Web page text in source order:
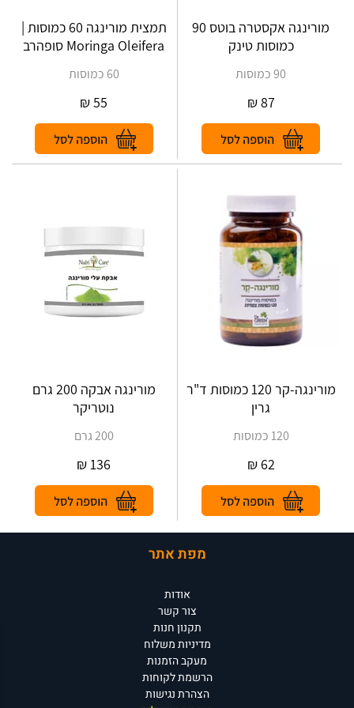
מורינגה אקסטרה בוטס 90
כמוסות טינק
90 כמוסות
87
₪
תמצית מורינגה 60 כמוסות |
Moringa Oleifera סופהרב
60 כמוסות
55
₪
מורינגה-קר 120 כמוסות ד"ר
גרין
120 כמוסות
62
₪
מורינגה אבקה 200 גרם
נוטריקר
200 גרם
136
₪
מפת אתר
אודות
צור קשר
תקנון חנות
מדיניות משלוח
מעקב הזמנות
הרשמת לקוחות
הצהרת נגישות